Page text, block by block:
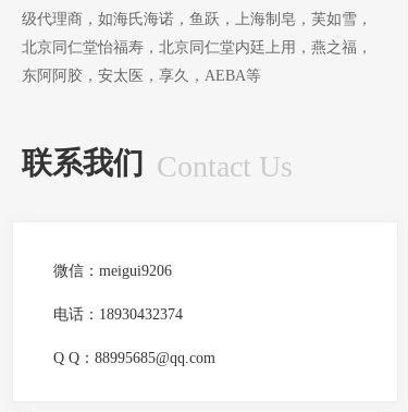
级代理商，如海氏海诺，鱼跃，上海制皂，芙如雪，
北京同仁堂怡福寿，北京同仁堂内廷上用，燕之福，
东阿阿胶，安太医，享久，AEBA等
微信：meigui9206
电话： 18930432374
Q Q：88995685@qq.com
联系我们 Contact Us